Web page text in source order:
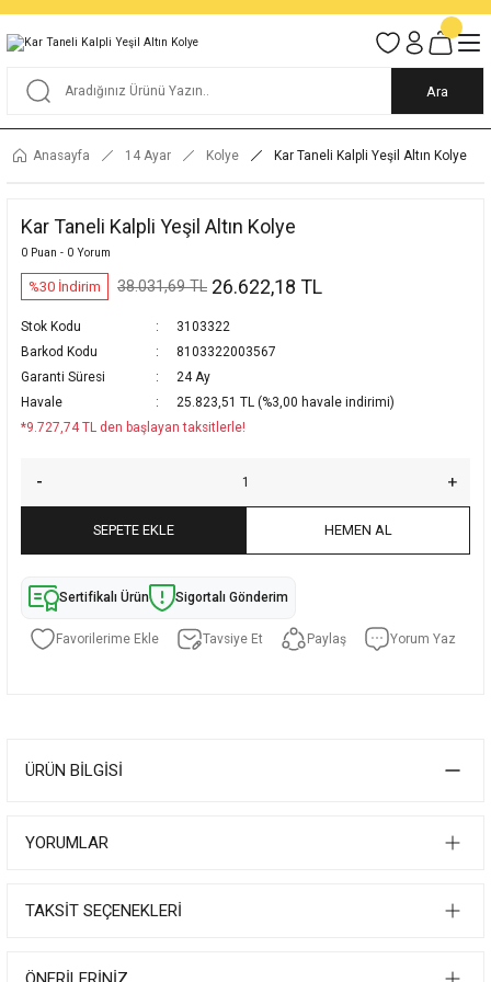
Tüm Alışverişlerde KARGO BEDAVA
Garantili Ve Sigortalı Kargo
Ankara İçi Elden Teslimat İmkanı
24/7 Müşteri Destek Hizmeti
Ara
Anasayfa 14 Ayar Kolye Kar Taneli Kalpli Yeşil Altın Kolye
Kar Taneli Kalpli Yeşil Altın Kolye
0 Puan - 0 Yorum
%30 İndirim 38.031,69 TL 26.622,18 TL
Stok Kodu
3103322
Barkod Kodu
8103322003567
Garanti Süresi
24 Ay
Havale
25.823,51 TL (%3,00 havale indirimi)
*9.727,74 TL den başlayan taksitlerle!
SEPETE EKLE HEMEN AL
Sertifikalı Ürün Sigortalı Gönderim
Tavsiye Et Paylaş Yorum Yaz
ÜRÜN BILGISI
YORUMLAR
TAKSIT SEÇENEKLERI